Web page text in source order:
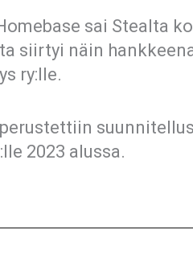
sai Stealta
siirtyi näin
ry:lle.
2023 alussa.